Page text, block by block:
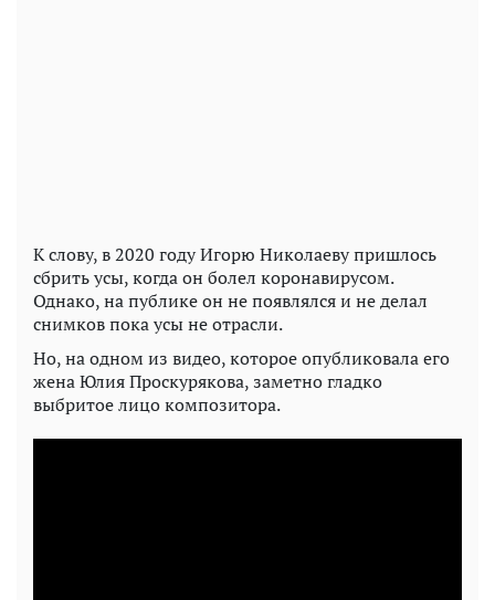
К слову, в 2020 году Игорю Николаеву пришлось
сбрить усы, когда он болел коронавирусом.
Однако, на публике он не появлялся и не делал
снимков пока усы не отрасли.
Но, на одном из видео, которое опубликовала его
жена Юлия Проскурякова, заметно гладко
выбритое лицо композитора.